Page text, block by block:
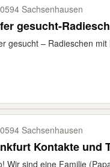
Sachsenhausen
gesucht-
gesucht – Radieschen
Sachsenhausen
Kontakte und
Wir sind eine Familie